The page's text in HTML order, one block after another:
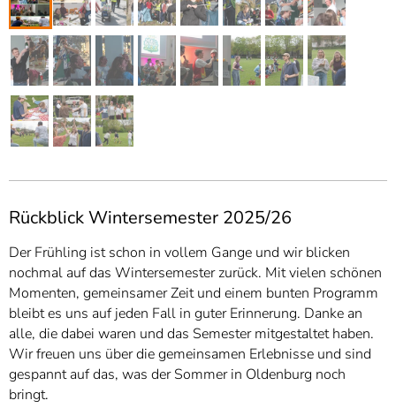
Rückblick Wintersemester 2025/26
Der Frühling ist schon in vollem Gange und wir blicken
nochmal auf das Wintersemester zurück. Mit vielen schönen
Momenten, gemeinsamer Zeit und einem bunten Programm
bleibt es uns auf jeden Fall in guter Erinnerung. Danke an
alle, die dabei waren und das Semester mitgestaltet haben.
Wir freuen uns über die gemeinsamen Erlebnisse und sind
gespannt auf das, was der Sommer in Oldenburg noch
bringt.